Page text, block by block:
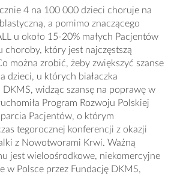
4 na 100 000 dzieci choruje na
a pomimo znaczącego
u około 15-20% małych Pacjentów
który jest najczęstszą
można zrobić, żeby zwiększyć szanse
dzieci, u których białaczka
DKMS, widząc szansę na poprawę w
Program Rozwoju Polskiej
Pacjentów, o którym
tegorocznej konferencji z okazji
z Nowotworami Krwi. Ważną
jest wieloośrodkowe, niekomercyjne
w Polsce przez Fundację DKMS,